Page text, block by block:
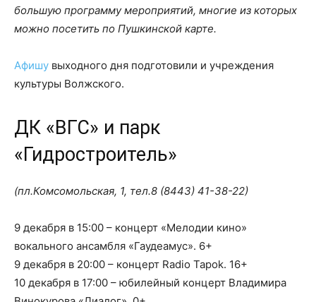
большую программу мероприятий, многие из которых
можно посетить по Пушкинской карте.
Афишу выходного дня подготовили и учреждения
культуры Волжского.
ДК «ВГС» и парк
«Гидростроитель»
(пл.Комсомольская, 1, тел.8 (8443) 41-38-22)
9 декабря в 15:00 – концерт «Мелодии кино»
вокального ансамбля «Гаудеамус». 6+
9 декабря в 20:00 – концерт Radio Tapok. 16+
10 декабря в 17:00 – юбилейный концерт Владимира